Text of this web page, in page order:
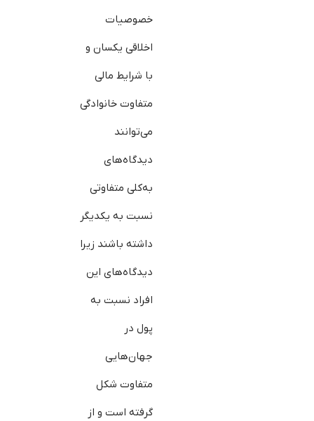
خصوصیات
اخلاقی یکسان و
با شرایط مالی
متفاوت خانوادگی
می‌توانند
دیدگاه‌های
به‌کلی متفاوتی
نسبت به یک‎دیگر
داشته باشند زیرا
دیدگاه‌های این
افراد نسبت به
پول در
جهان‌هایی
متفاوت شکل
گرفته است و از